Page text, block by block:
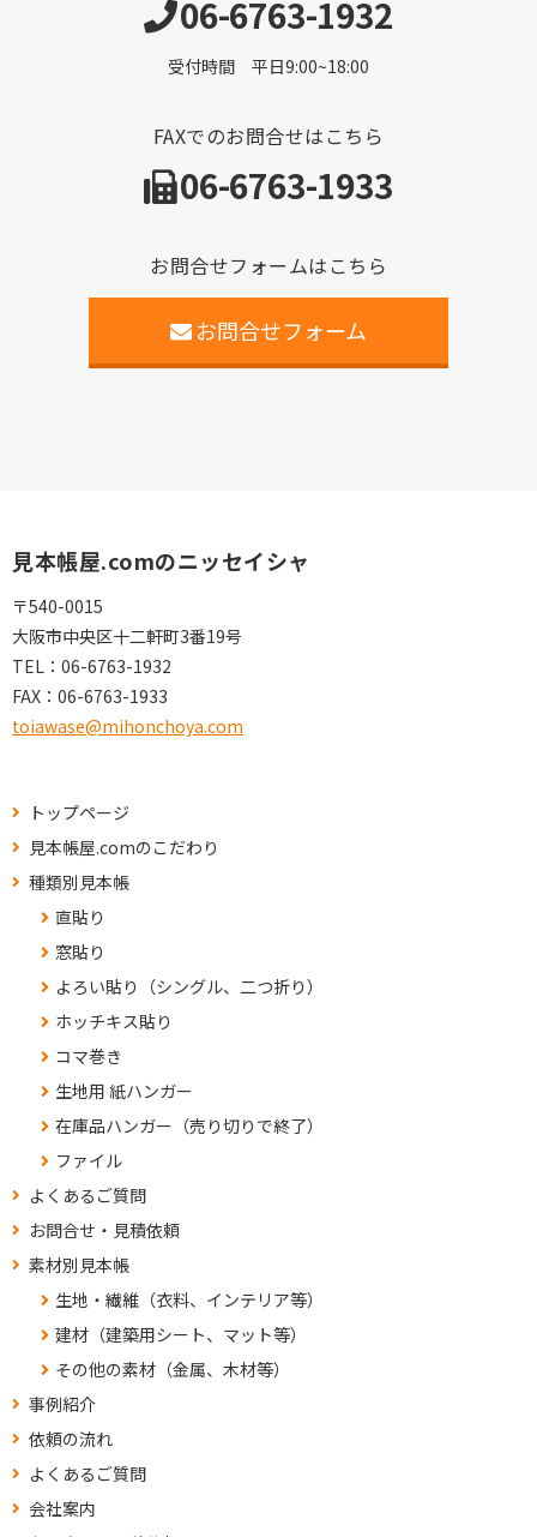
06-6763-1932
受付時間 平日9:00~18:00
FAXでのお問合せはこちら
06-6763-1933
お問合せフォームはこちら
お問合せフォーム
見本帳屋.comのニッセイシャ
〒540-0015
大阪市中央区十二軒町3番19号
TEL： 06-6763-1932
FAX： 06-6763-1933
toiawase@mihonchoya.com
トップページ
見本帳屋.comのこだわり
種類別見本帳
直貼り
窓貼り
よろい貼り（シングル、二つ折り）
ホッチキス貼り
コマ巻き
生地用 紙ハンガー
在庫品ハンガー（売り切りで終了）
ファイル
よくあるご質問
お問合せ・見積依頼
素材別見本帳
生地・繊維（衣料、インテリア等）
建材（建築用シート、マット等）
その他の素材（金属、木材等）
事例紹介
依頼の流れ
よくあるご質問
会社案内